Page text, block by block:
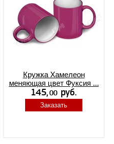
Кружка Хамелеон
меняющая цвет Фуксия ...
Заказать